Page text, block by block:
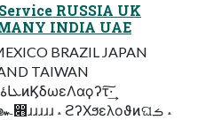
RUSSIA UK
INDIA UAE
BRAZIL JAPAN
TAIWAN